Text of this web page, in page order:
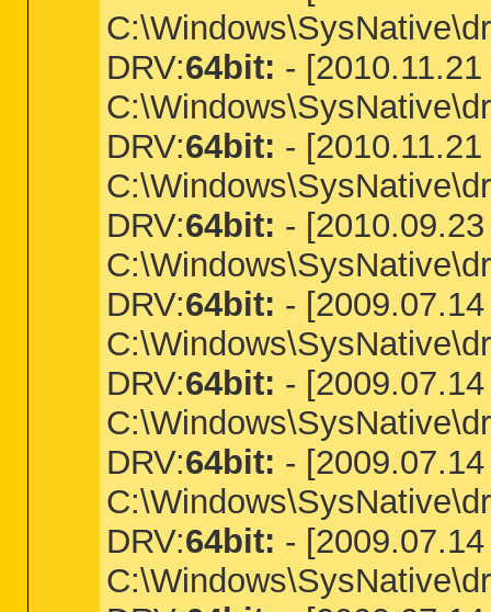
DRV:64bit: -
DRV:64bit: -
DRV:64bit: -
DRV:64bit: -
DRV:64bit: -
DRV:64bit: -
DRV:64bit: -